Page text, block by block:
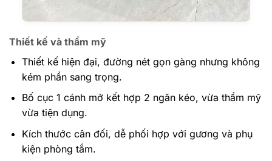
Thiết kế và thẩm mỹ
Thiết kế hiện đại, đường nét gọn gàng nhưng không
kém phần sang trọng.
Bố cục 1 cánh mở kết hợp 2 ngăn kéo, vừa thẩm mỹ
vừa tiện dụng.
Kích thước cân đối, dễ phối hợp với gương và phụ
kiện phòng tắm.